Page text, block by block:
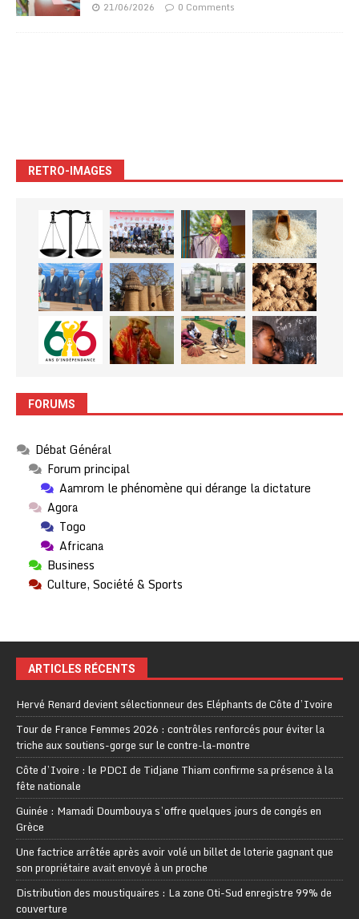
21/06/2026 0 Comments
RETRO-IMAGES
FORUMS
Débat Général
Forum principal
Aamrom le phénomène qui dérange la dictature
Agora
Togo
Africana
Business
Culture, Société & Sports
ARTICLES RÉCENTS
Hervé Renard devient sélectionneur des Eléphants de Côte d’Ivoire
Tour de France Femmes 2026 : contrôles renforcés pour éviter la
triche aux soutiens-gorge sur le contre-la-montre
Côte d’Ivoire : le PDCI de Tidjane Thiam confirme sa présence à la
fête nationale
Guinée : Mamadi Doumbouya s’offre quelques jours de congés en
Grèce
Une factrice arrêtée après avoir volé un billet de loterie gagnant que
son propriétaire avait envoyé à un proche
Distribution des moustiquaires : La zone Oti-Sud enregistre 99% de
couverture